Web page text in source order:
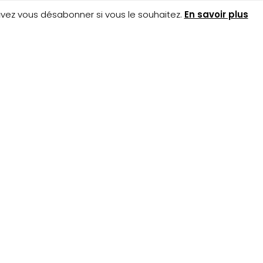
vous désabonner si vous le souhaitez. En savoir plus